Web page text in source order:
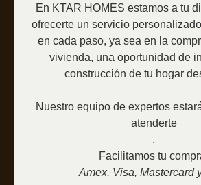
En KTAR HOMES estamos a tu
ofrecerte un servicio
en cada paso, ya sea en la
vivienda, una oportunidad de
construcción de tu hogar
Nuestro equipo de expertos
atenderte
.
Facilitamos tu
Amex, Visa, Mastercard